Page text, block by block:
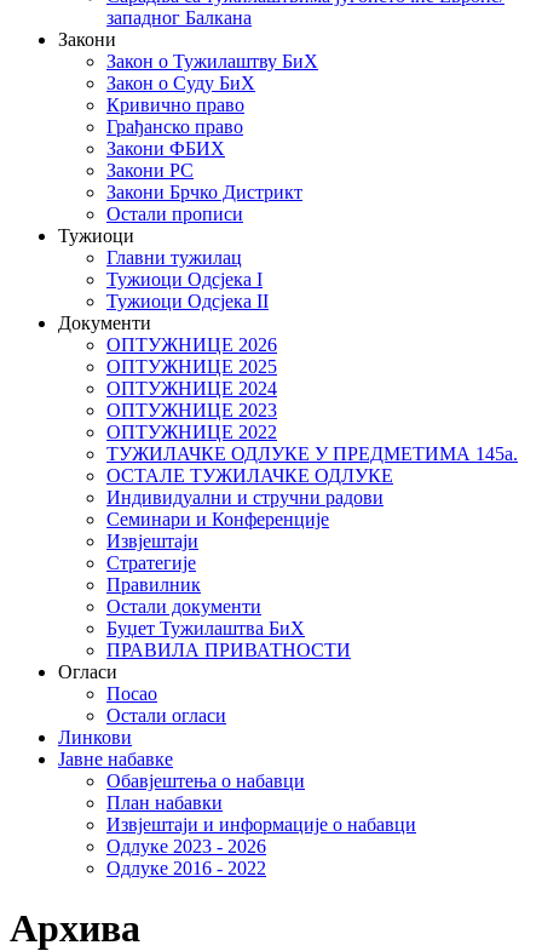
западног Балкана
Закони
Закон о Тужилаштву БиХ
Закон о Суду БиХ
Кривично право
Грађанско право
Закони ФБИХ
Закони РС
Закони Брчко Дистрикт
Остали прописи
Тужиоци
Главни тужилац
Тужиоци Oдсјекa I
Тужиоци Oдсјекa II
Документи
ОПТУЖНИЦЕ 2026
ОПТУЖНИЦЕ 2025
ОПТУЖНИЦЕ 2024
ОПТУЖНИЦЕ 2023
ОПТУЖНИЦЕ 2022
ТУЖИЛАЧКЕ ОДЛУКЕ У ПРЕДМЕТИМА 145а.
ОСТАЛЕ ТУЖИЛАЧКЕ ОДЛУКЕ
Индивидуални и стручни радови
Семинари и Конференције
Извјештаји
Стратегије
Правилник
Остали документи
Буџет Тужилаштва БиХ
ПРАВИЛА ПРИВАТНОСТИ
Огласи
Посао
Остали огласи
Линкови
Јавне набавке
Обавјештења о набавци
План набавки
Извјештаји и информације о набавци
Одлуке 2023 - 2026
Одлуке 2016 - 2022
Архива